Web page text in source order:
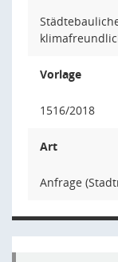
Vorlage
1516/2018
Art
Anfrage